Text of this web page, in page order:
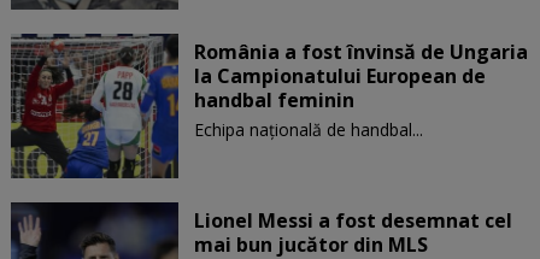
România a fost învinsă de Ungaria
la Campionatului European de
handbal feminin
Echipa națională de handbal...
Lionel Messi a fost desemnat cel
mai bun jucător din MLS